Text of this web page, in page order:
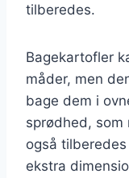
tilberedes.
Bagekartofler
måder, men
bage dem i
sprødhed,
også
ekstra